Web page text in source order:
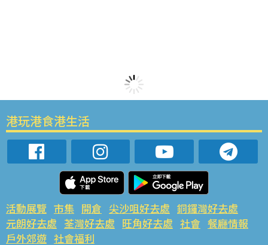
港玩港食港生活
活動展覽 市集 開倉 尖沙咀好去處 銅鑼灣好去處
元朗好去處 荃灣好去處 旺角好去處 社會 餐廳情報
戶外郊遊 社會福利